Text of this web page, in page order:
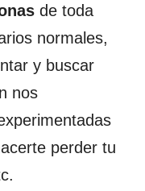
de toda
normales,
y buscar
nos
perder tu